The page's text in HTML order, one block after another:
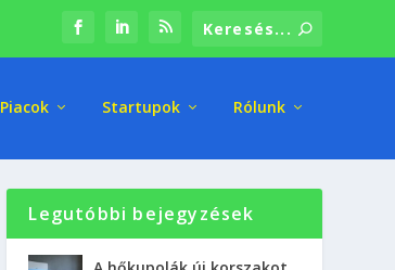
Piacok Startupok Rólunk
Legutóbbi bejegyzések